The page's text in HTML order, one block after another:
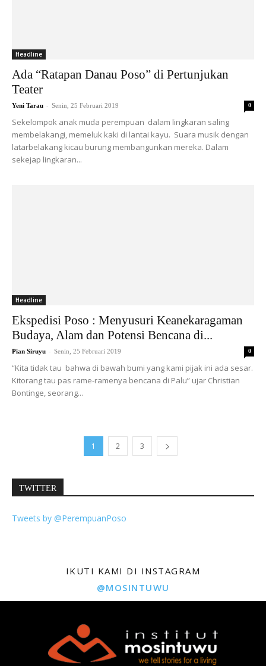
Headline
Ada “Ratapan Danau Poso” di Pertunjukan
Teater
Yeni Tarau - Senin, 25 Februari 2019 0
Sekelompok anak muda perempuan dalam lingkaran saling
membelakangi, memeluk kaki di lantai kayu. Suara musik dengan
latarbelakang kicau burung membangunkan mereka. Dalam
sekejap lingkaran...
Headline
Ekspedisi Poso : Menyusuri Keanekaragaman
Budaya, Alam dan Potensi Bencana di...
Pian Siruyu - Senin, 25 Februari 2019 0
“Kita tidak tau bahwa di bawah bumi yang kami pijak ini ada sesar.
Kitorang tau pas rame-ramenya bencana di Palu” ujar Christian
Bontinge, seorang...
1 2 3
TWITTER
Tweets by @PerempuanPoso
IKUTI KAMI DI INSTAGRAM
@MOSINTUWU